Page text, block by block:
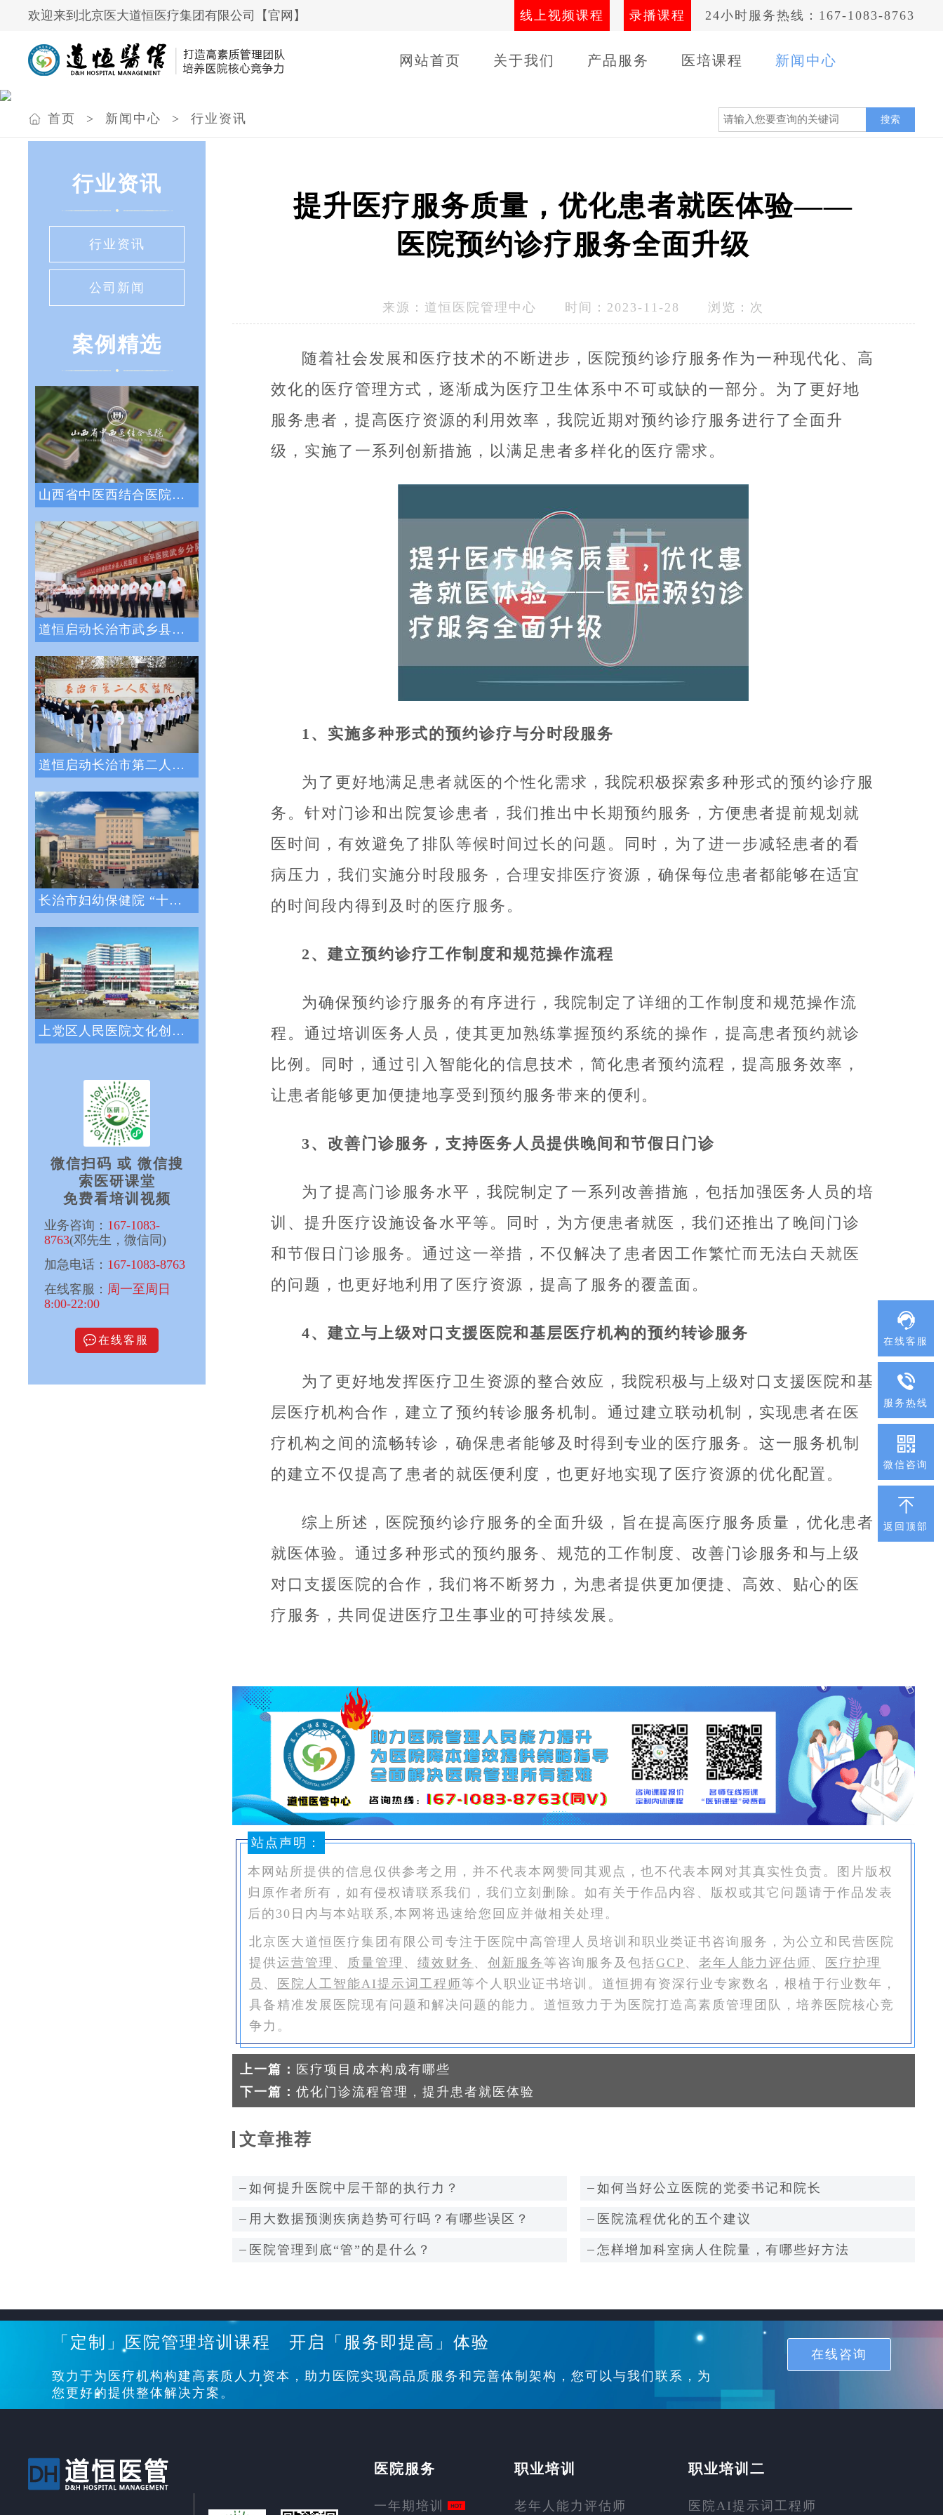
线上视频课程 录播课程 24小时服务热线：167-1083-8763
欢迎来到北京医大道恒医疗集团有限公司【官网】
网站首页 关于我们 产品服务 医培课程 新闻中心
在线客服
服务热线
微信咨询
返回顶部
首页 > 新闻中心 > 行业资讯 搜索
行业资讯
行业资讯
公司新闻
案例精选
山西省中医西结合医院战略绩效管理咨询项目
道恒启动长治市武乡县人民医院绩效管理体系
道恒启动长治市第二人民医院绩效管理咨询服
长治市妇幼保健院 “十四五”医院战略与绩
上党区人民医院文化创新咨询项目正式启动
微信扫码 或 微信搜
索医研课堂
免费看培训视频
业务咨询： 167-1083-
8763(邓先生，微信同)
加急电话： 167-1083-8763
在线客服： 周一至周日
8:00-22:00
在线客服
提升医疗服务质量，优化患者就医体验——
医院预约诊疗服务全面升级
来源： 道恒医院管理中心 时间：2023-11-28 浏览： 次
随着社会发展和医疗技术的不断进步，医院预约诊疗服务作为一种现代化、高
效化的医疗管理方式，逐渐成为医疗卫生体系中不可或缺的一部分。为了更好地
服务患者，提高医疗资源的利用效率，我院近期对预约诊疗服务进行了全面升
级，实施了一系列创新措施，以满足患者多样化的医疗需求。
1、实施多种形式的预约诊疗与分时段服务
为了更好地满足患者就医的个性化需求，我院积极探索多种形式的预约诊疗服
务。针对门诊和出院复诊患者，我们推出中长期预约服务，方便患者提前规划就
医时间，有效避免了排队等候时间过长的问题。同时，为了进一步减轻患者的看
病压力，我们实施分时段服务，合理安排医疗资源，确保每位患者都能够在适宜
的时间段内得到及时的医疗服务。
2、建立预约诊疗工作制度和规范操作流程
为确保预约诊疗服务的有序进行，我院制定了详细的工作制度和规范操作流
程。通过培训医务人员，使其更加熟练掌握预约系统的操作，提高患者预约就诊
比例。同时，通过引入智能化的信息技术，简化患者预约流程，提高服务效率，
让患者能够更加便捷地享受到预约服务带来的便利。
3、改善门诊服务，支持医务人员提供晚间和节假日门诊
为了提高门诊服务水平，我院制定了一系列改善措施，包括加强医务人员的培
训、提升医疗设施设备水平等。同时，为方便患者就医，我们还推出了晚间门诊
和节假日门诊服务。通过这一举措，不仅解决了患者因工作繁忙而无法白天就医
的问题，也更好地利用了医疗资源，提高了服务的覆盖面。
4、建立与上级对口支援医院和基层医疗机构的预约转诊服务
为了更好地发挥医疗卫生资源的整合效应，我院积极与上级对口支援医院和基
层医疗机构合作，建立了预约转诊服务机制。通过建立联动机制，实现患者在医
疗机构之间的流畅转诊，确保患者能够及时得到专业的医疗服务。这一服务机制
的建立不仅提高了患者的就医便利度，也更好地实现了医疗资源的优化配置。
综上所述，医院预约诊疗服务的全面升级，旨在提高医疗服务质量，优化患者
就医体验。通过多种形式的预约服务、规范的工作制度、改善门诊服务和与上级
对口支援医院的合作，我们将不断努力，为患者提供更加便捷、高效、贴心的医
疗服务，共同促进医疗卫生事业的可持续发展。
站点声明：
本网站所提供的信息仅供参考之用，并不代表本网赞同其观点，也不代表本网对其真实性负责。图片版权
归原作者所有，如有侵权请联系我们，我们立刻删除。如有关于作品内容、版权或其它问题请于作品发表
后的30日内与本站联系,本网将迅速给您回应并做相关处理。
北京医大道恒医疗集团有限公司专注于医院中高管理人员培训和职业类证书咨询服务，为公立和民营医院
提供运营管理 、 质量管理 、 绩效财务 、 创新服务 等咨询服务及包括GCP 、 老年人能力评估师 、
医疗护理
员 、 医院人工智能AI提示词工程师 等个人职业证书培训。道恒拥有资深行业专家数名，根植于行业数年，
具备精准发展医院现有问题和解决问题的能力。道恒致力于为医院打造高素质管理团队，培养医院核心竞
争力。
上一篇： 医疗项目成本构成有哪些
下一篇： 优化门诊流程管理，提升患者就医体验
文章推荐
如何提升医院中层干部的执行力？ 如何当好公立医院的党委书记和院长
用大数据预测疾病趋势可行吗？有哪些误区？ 医院流程优化的五个建议
医院管理到底“管”的是什么？ 怎样增加科室病人住院量，有哪些好方法
「定制」医院管理培训课程 开启「服务即提高」体验
致力于为医疗机构构建高素质人力资本，助力医院实现高品质服务和完善体制架构，您可以与我们联系，为
您更好的提供整体解决方案。
在线咨询
医院服务
一年期培训
职业培训
老年人能力评估师
职业培训二
医院AI提示词工程师